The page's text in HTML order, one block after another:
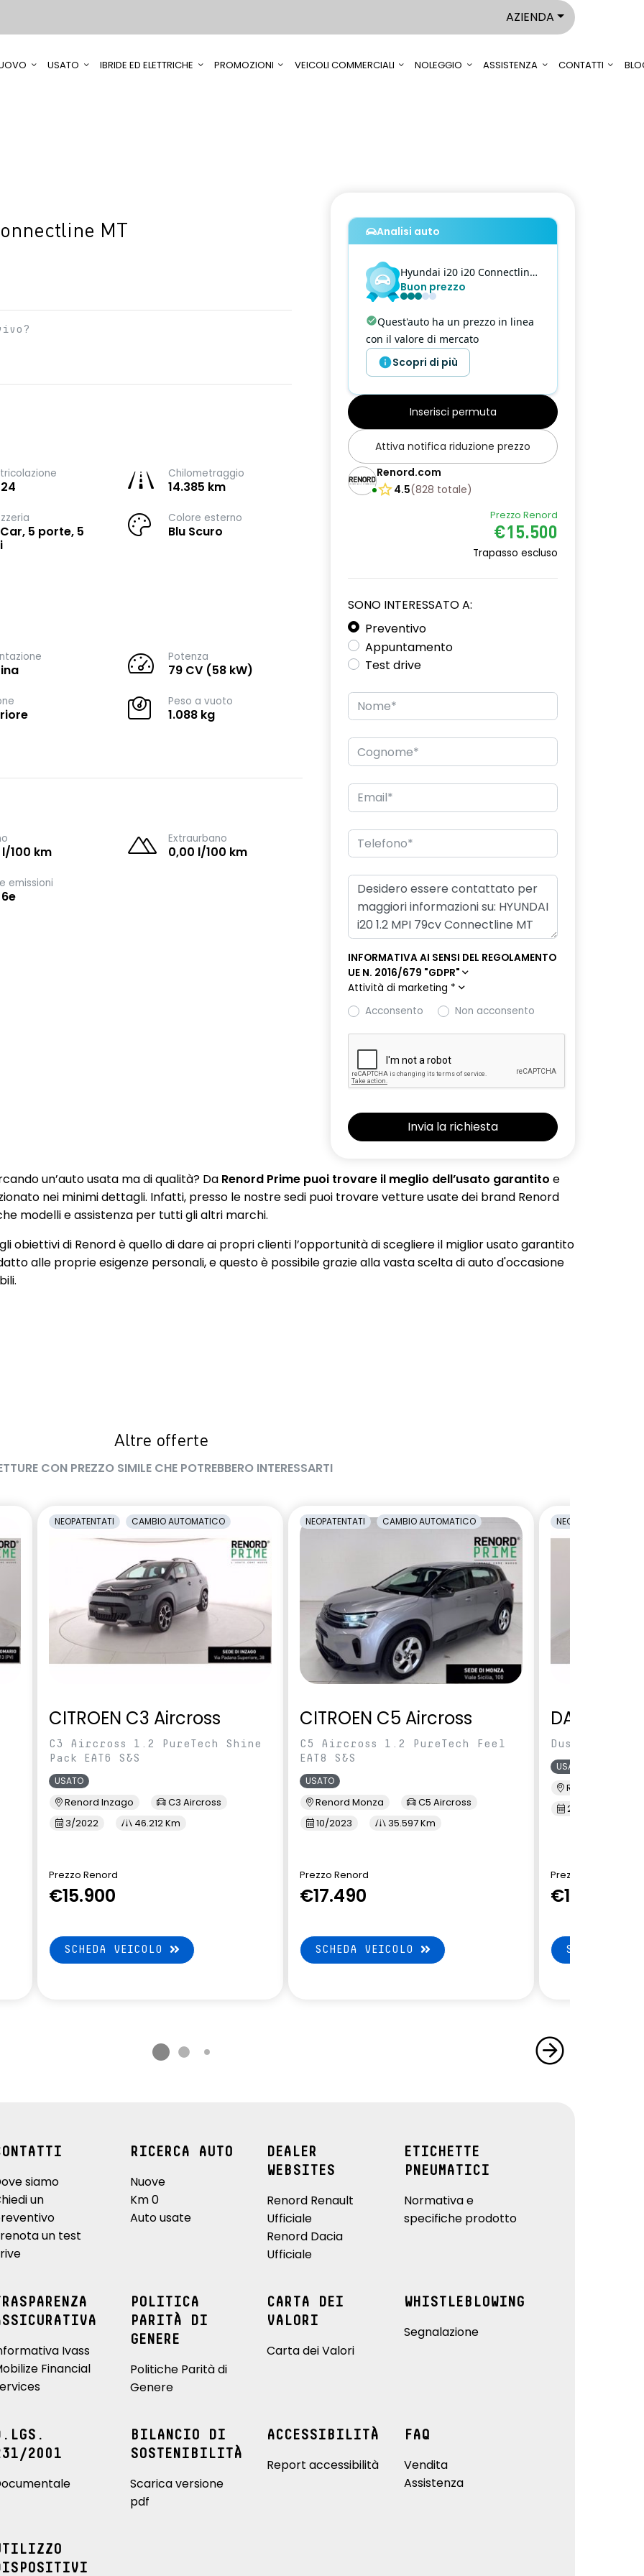
AZIENDA
USATO IBRIDE ED ELETTRICHE PROMOZIONI VEICOLI COMMERCIALI NOLEGGIO ASSISTENZA CONTATTI
MT
Chilometraggio
14.385 km
5 porte, 5
Colore esterno
Blu Scuro
Potenza
79 CV (58 kW)
Peso a vuoto
1.088 kg
100 km
Extraurbano
0,00 l/100 km
emissioni
Analisi auto
Hyundai i20 i20 Connectlin - 1.2 MPI 79cv Connectline MT
Buon prezzo
Quest'auto ha un prezzo in linea
con il valore di mercato
Scopri di più
Inserisci permuta
Attiva notifica riduzione prezzo
Renord.com
4.5(828 totale)
Prezzo Renord
€15.500
Trapasso escluso
SONO INTERESSATO A:
Preventivo
Appuntamento
Test drive
INFORMATIVA AI SENSI DEL REGOLAMENTO
UE N. 2016/679 "GDPR"
Attività di marketing *
Acconsento
Non acconsento
un’auto usata ma di qualità? DaRenord Prime puoi trovare il meglio dell’usato garantito e
nei minimi dettagli. Infatti, presso le nostre sedi puoi trovare vetture usate dei brand Renord
modelli e assistenza per tutti gli altri marchi.
obiettivi di Renord è quello di dare ai propri clienti l’opportunità di scegliere il miglior usato garantito
alle proprie esigenze personali, e questo è possibile grazie alla vasta scelta di auto d'occasione
Altre offerte
CON PREZZO SIMILE CHE POTREBBERO INTERESSARTI
NEOPATENTATI CAMBIO AUTOMATICO
CITROEN C3 Aircross
C3 Aircross 1.2 PureTech Shine
Pack EAT6 S&S
USATO
Renord Inzago
C3 Aircross
3/2022
46.212 Km
Prezzo Renord
€15.900
SCHEDA VEICOLO
NEOPATENTATI CAMBIO AUTOMATICO
CITROEN C5 Aircross
C5 Aircross 1.2 PureTech Feel
EAT8 S&S
USATO
Renord Monza
C5 Aircross
10/2023
35.597 Km
Prezzo Renord
€17.490
SCHEDA VEICOLO
NEOPATENTATI
DACIA
Duster 1.0
USATO
Renord S.M.
2/2022
Prezzo Renord
€13.900
SCHEDA
siamo
un
un test
RICERCA AUTO
Nuove
Km 0
Auto usate
DEALER
WEBSITES
Renord Renault
Ufficiale
Renord Dacia
Ufficiale
ETICHETTE
PNEUMATICI
Normativa e
specifiche prodotto
Ivass
Financial
POLITICA
PARITÀ DI
GENERE
Politiche Parità di
Genere
CARTA DEI
VALORI
Carta dei Valori
WHISTLEBLOWING
Segnalazione
2001
BILANCIO DI
SOSTENIBILITÀ
Scarica versione
pdf
ACCESSIBILITÀ
Report accessibilità
FAQ
Vendita
Assistenza